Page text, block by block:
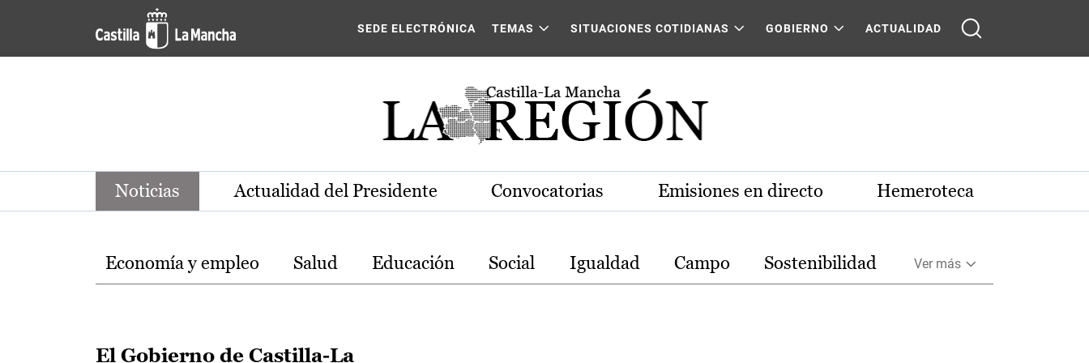
Pasar al contenido principal
Noticias de la región de Castilla-La Mancha
SEDE ELECTRÓNICA TEMAS SITUACIONES COTIDIANAS GOBIERNO ACTUALIDAD
Noticias Actualidad del Presidente Convocatorias Emisiones en directo Hemeroteca
Temas
Economía y empleo Salud Educación Social Igualdad Campo Sostenibilidad Ver más
El Gobierno de Castilla-La